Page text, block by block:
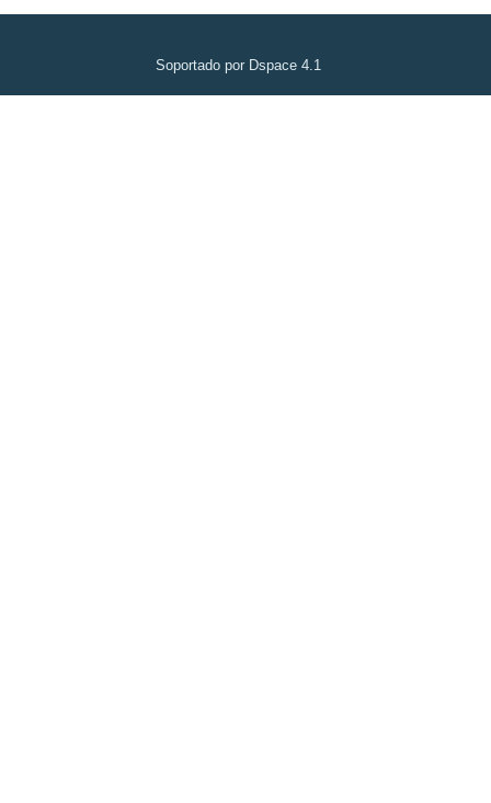
Soportado por Dspace 4.1